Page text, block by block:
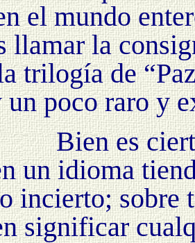
el mundo
llamar la
trilogía de
un poco raro y
Bien es
un idioma
incierto; sobre
significar